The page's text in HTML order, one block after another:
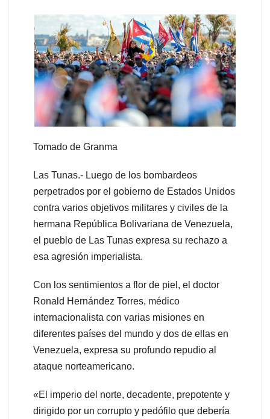
Tomado de Granma
Las Tunas.- Luego de los bombardeos
perpetrados por el gobierno de Estados Unidos
contra varios objetivos militares y civiles de la
hermana República Bolivariana de Venezuela,
el pueblo de Las Tunas expresa su rechazo a
esa agresión imperialista.
Con los sentimientos a flor de piel, el doctor
Ronald Hernández Torres, médico
internacionalista con varias misiones en
diferentes países del mundo y dos de ellas en
Venezuela, expresa su profundo repudio al
ataque norteamericano.
«El imperio del norte, decadente, prepotente y
dirigido por un corrupto y pedófilo que debería